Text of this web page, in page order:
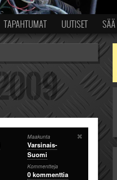
TAPAHTUMAT UUTISET SÄÄ
Maakunta
Varsinais-
Suomi
Kommentteja
0 kommenttia